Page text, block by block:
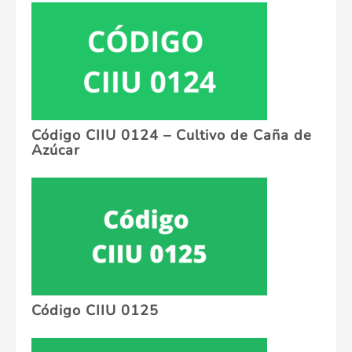
Código CIIU 0124 – Cultivo de Caña de
Azúcar
Código CIIU 0125